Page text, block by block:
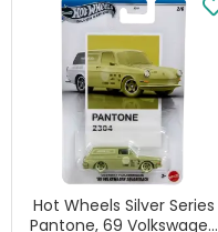
Hot Wheels Silver Series
Pantone, 69 Volkswagen